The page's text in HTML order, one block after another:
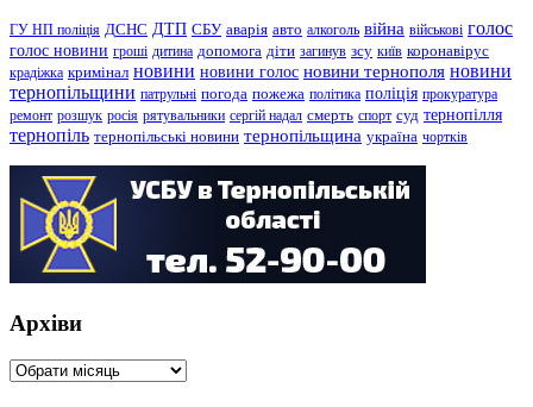
ГУ НП поліція ДСНС ДТП СБУ аварія авто алкоголь війна військові голос
голос новини гроші дитина допомога діти загинув зсу київ коронавірус
крадіжка кримінал новини новини голос новини тернополя новини
тернопільщини патрульні погода пожежа політика поліція прокуратура
ремонт розшук росія рятувальники сергій надал смерть спорт суд тернопілля
тернопіль тернопільські новини тернопільщина україна чортків
Архіви
Архіви